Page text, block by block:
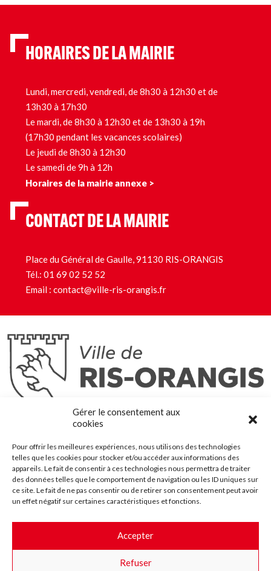
Gérer le consentement aux
cookies
Pour offrir les meilleures expériences, nous utilisons des technologies
telles que les cookies pour stocker et/ou accéder aux informations des
appareils. Le fait de consentir à ces technologies nous permettra de traiter
des données telles que le comportement de navigation ou les ID uniques sur
ce site. Le fait de ne pas consentir ou de retirer son consentement peut avoir
un effet négatif sur certaines caractéristiques et fonctions.
Accepter
Refuser
HORAIRES DE LA MAIRIE
Lundi, mercredi, vendredi, de 8h30 à 12h30 et de
13h30 à 17h30
Le mardi, de 8h30 à 12h30 et de 13h30 à 19h
(17h30 pendant les vacances scolaires)
Le jeudi de 8h30 à 12h30
Le samedi de 9h à 12h
Horaires de la mairie annexe >
CONTACT DE LA MAIRIE
Place du Général de Gaulle, 91130 RIS-ORANGIS
Tél.: 01 69 02 52 52
Email : contact@ville-ris-orangis.fr
Ris-Orangis
@2022 — Tous droits réservés
Plan du site
Contact
Accessibilité
Crédits
Les marchés publics
Suggestions & Améliorations